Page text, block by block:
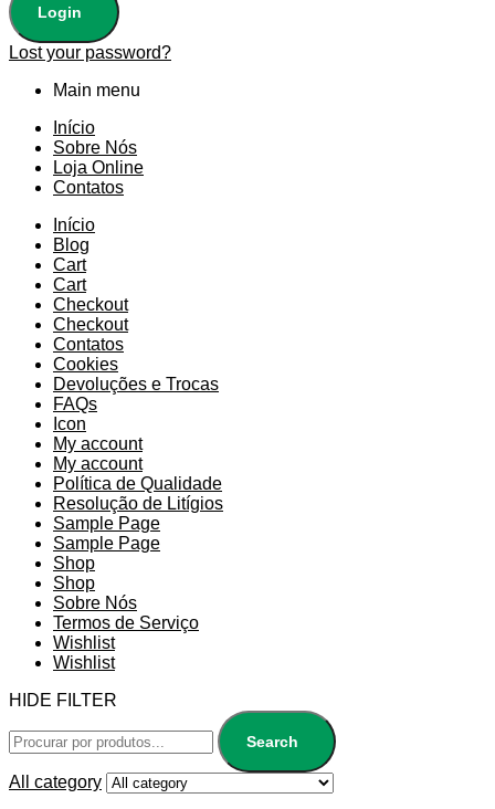
Login
Lost your password?
Main menu
Início
Sobre Nós
Loja Online
Contatos
Início
Blog
Cart
Cart
Checkout
Checkout
Contatos
Cookies
Devoluções e Trocas
FAQs
Icon
My account
My account
Política de Qualidade
Resolução de Litígios
Sample Page
Sample Page
Shop
Shop
Sobre Nós
Termos de Serviço
Wishlist
Wishlist
HIDE FILTER
Search
All category